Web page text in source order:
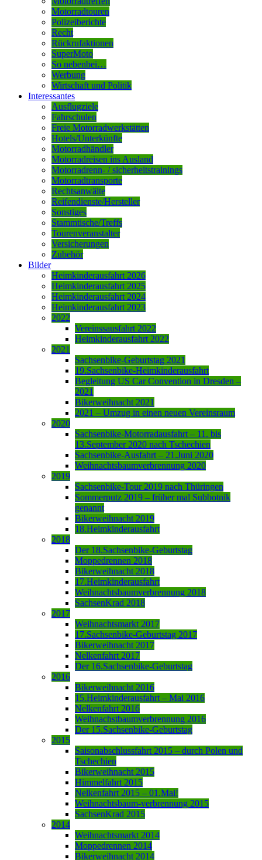
Motorradtouren
Polizeiberichte
Recht
Rückrufaktionen
SuperMoto
So nebenbei…
Werbung
Wirtschaft und Politik
Interessantes
Ausflugziele
Fahrschulen
Freie Motorradwerkstätten
Hotels/Unterkünfte
Motorradhändler
Motorradreisen ins Ausland
Motorradrenn- / sicherheitstrainings
Motorradtransporte
Rechtsanwälte
Reifendienste/Hersteller
Sonstiges
Stammtische/Treffs
Tourenveranstalter
Versicherungen
Zubehör
Bilder
Heimkinderausfahrt 2026
Heimkinderausfahrt 2025
Heimkinderausfahrt 2024
Heimkinderausfahrt 2023
2022
Vereinssausfahrt 2022
Heimkinderausfahrt 2022
2021
Sachsenbike-Geburtstag 2021
19.Sachsenbike-Heimkinderausfahrt
Begleitung US Car Convention in Dresden –
2021
Bikerweihnacht 2021
2021 – Umzug in einen neuen Vereinsraum
2020
Sachsenbike-Motorradausfahrt – 11. bis
13.September 2020 nach Tschechien
Sachsenbike-Ausfahrt – 21.Juni 2020
Weihnachtsbaumverbrennung 2020
2019
Sachsenbike-Tour 2019 nach Thüringen
Sommerputz 2019 – früher mal Subbotnik
genannt
Bikerweihnacht 2019
18.Heimkinderausfahrt
2018
Der 18.Sachsenbike-Geburtstag
Moppedrennen 2018
Bikerweihnacht 2018
17.Heimkinderausfahrt
Weihnachtsbaumverbrennung 2018
SachsenKrad 2018
2017
Weihnachtsmarkt 2017
17.Sachsenbike-Geburtstag 2017
Bikerweihnacht 2017
Nelkenfahrt 2017
Der 16.Sachsenbike-Geburtstag
2016
Bikerweihnacht 2016
15.Heimkinderausfahrt – Mai 2016
Nelkenfahrt 2016
Weihnachstbaumverbrennung 2016
Der 15.Sachsenbike-Geburtstag
2015
Saisonabschlussfahrt 2015 – durch Polen und
Tschechien
Bikerweihnacht 2015
Himmelfahrt 2015
Nelkenfahrt 2015 – 01.Mai!
Weihnachtsbaum-verbrennung 2015
SachsenKrad 2015
2014
Weihnachtsmarkt 2014
Moppedrennen 2014
Bikerweihnacht 2014